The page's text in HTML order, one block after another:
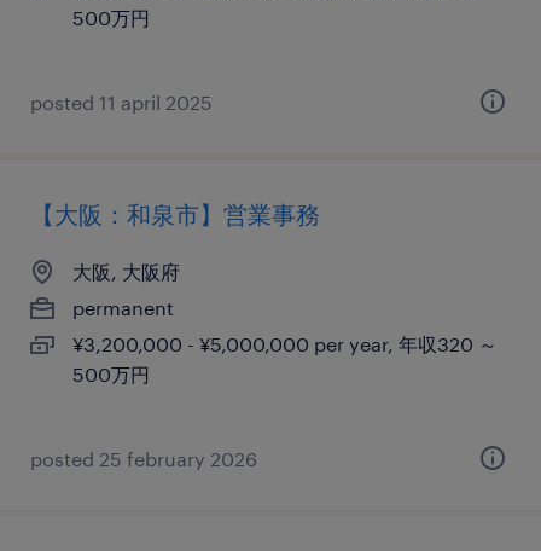
500万円
posted 11 april 2025
【大阪：和泉市】営業事務
大阪, 大阪府
permanent
¥3,200,000 - ¥5,000,000 per year, 年収320 ～
500万円
posted 25 february 2026